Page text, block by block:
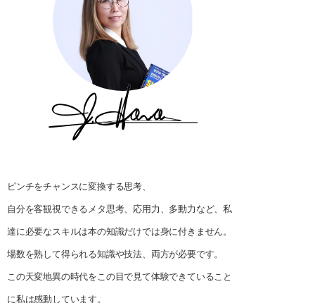
ピンチをチャンスに変換する思考、
自分を客観視できるメタ思考、応用力、多動力など、私
達に必要なスキルは本の知識だけでは身に付きません。
場数を熟して得られる知識や技法、両方が必要です。
この天変地異の時代をこの目で見て体験できていること
に私は感動しています。